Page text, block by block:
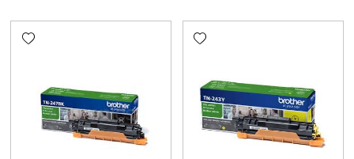
Add wishlist